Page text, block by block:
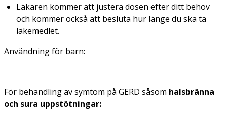
Läkaren kommer att justera dosen efter ditt behov
och kommer också att besluta hur länge du ska ta
läkemedlet.
Användning för barn:
För behandling av symtom på GERD såsom halsbränna
och sura uppstötningar: